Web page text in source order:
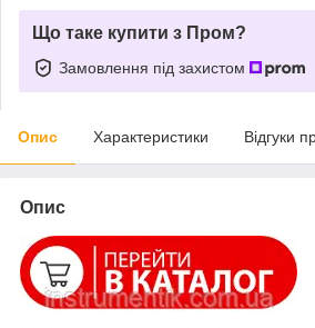
Що таке купити з Пром?
Замовлення під захистом
Опис Характеристики Відгуки
Опис